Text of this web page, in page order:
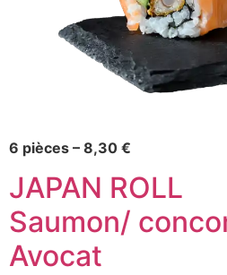
6 pièces – 8,30 €
JAPAN ROLL
Saumon/
Avocat